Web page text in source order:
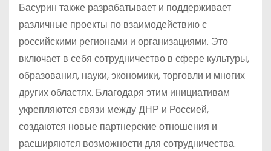
Басурин также разрабатывает и поддерживает
различные проекты по взаимодействию с
российскими регионами и организациями. Это
включает в себя сотрудничество в сфере культуры,
образования, науки, экономики, торговли и многих
других областях. Благодаря этим инициативам
укрепляются связи между ДНР и Россией,
создаются новые партнерские отношения и
расширяются возможности для сотрудничества.